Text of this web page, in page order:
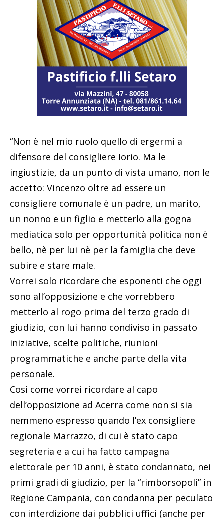
“Non è nel mio ruolo quello di ergermi a
difensore del consigliere Iorio. Ma le
ingiustizie, da un punto di vista umano, non le
accetto: Vincenzo oltre ad essere un
consigliere comunale è un padre, un marito,
un nonno e un figlio e metterlo alla gogna
mediatica solo per opportunità politica non è
bello, nè per lui nè per la famiglia che deve
subire e stare male.
Vorrei solo ricordare che esponenti che oggi
sono all’opposizione e che vorrebbero
metterlo al rogo prima del terzo grado di
giudizio, con lui hanno condiviso in passato
iniziative, scelte politiche, riunioni
programmatiche e anche parte della vita
personale.
Così come vorrei ricordare al capo
dell’opposizione ad Acerra come non si sia
nemmeno espresso quando l’ex consigliere
regionale Marrazzo, di cui è stato capo
segreteria e a cui ha fatto campagna
elettorale per 10 anni, è stato condannato, nei
primi gradi di giudizio, per la “rimborsopoli” in
Regione Campania, con condanna per peculato
con interdizione dai pubblici uffici (anche per